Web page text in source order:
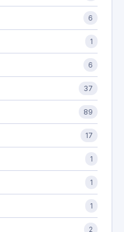
6
1
6
37
89
17
1
1
1
2